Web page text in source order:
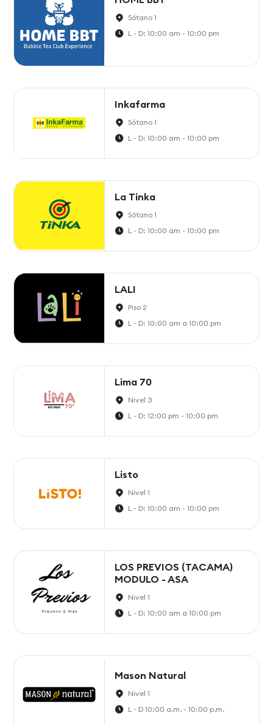
Sótano 1
L - D: 10:00 am - 10:00 pm
Inkafarma
Sótano 1
L - D: 10:00 am - 10:00 pm
La Tinka
Sótano 1
L - D: 10:00 am - 10:00 pm
LALI
Piso 2
L - D: 10:00 am a 10:00 pm
Lima 70
Nivel 3
L - D: 12:00 pm - 10:00 pm
Listo
Nivel 1
L - D: 10:00 am - 10:00 pm
LOS PREVIOS (TACAMA)
MODULO - ASA
Nivel 1
L - D: 10:00 am a 10:00 pm
Mason Natural
Nivel 1
L - D 10:00 a.m. - 10:00 p.m.